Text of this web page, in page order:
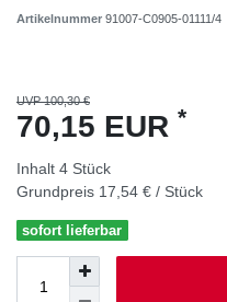
Artikelnummer 91007-C0905-01111/4
UVP 100,30 €
70,15 EUR *
Inhalt 4 Stück
Grundpreis 17,54 € / Stück
sofort lieferbar